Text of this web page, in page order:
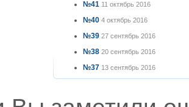
№41 11 октябрь 2016
№40 4 октябрь 2016
№39 27 сентябрь 2016
№38 20 сентябрь 2016
№37 13 сентябрь 2016